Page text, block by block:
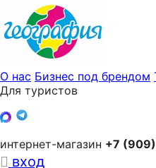
О нас Бизнес под брендом
Для туристов
интернет-магазин +7
вход